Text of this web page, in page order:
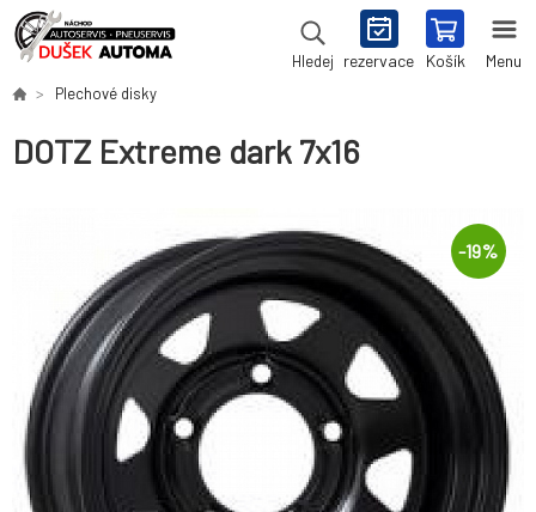
Hledej rezervace Košík Menu
Plechové disky
DOTZ Extreme dark 7x16
-19%